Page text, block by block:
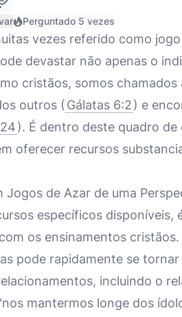
Perguntado 5 vezes
vezes referido como
devastar não apenas o
cristãos, somos
outros ( Gálatas 6:2) e
). É dentro deste quadro
oferecer recursos
Jogos de Azar de uma
específicos
os ensinamentos
pode rapidamente se
incluindo o
mantermos longe dos